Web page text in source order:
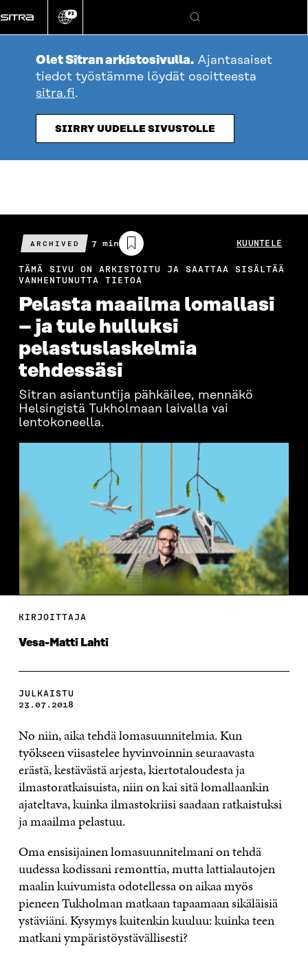
suoraan
sisältöön
Vaihda
kieli
FI
Hae
Olet Sitran arkistosivulla. Ajantasaiset
tiedot työstämme löydät osoitteesta
sitra.fi.
SIIRRY UUDELLE SIVUSTOLLE
ARCHIVED
Arvioitu
lukuaika
7 min KUUNTELE
TÄMÄ SIVU ON ARKISTOITU JA SAATTAA SISÄLTÄÄ
VANHENTUNUTTA TIETOA
Pelasta maailma lomallasi
– ja tule hulluksi
pelastuslaskelmia
tehdessäsi
Sitran asiantuntija pähkäilee, mennäkö
Helsingistä Tukholmaan laivalla vai
lentokoneella.
KIRJOITTAJA
Vesa-Matti Lahti
JULKAISTU
23.07.2018
No niin, aika tehdä lomasuunnitelmia. Kun
työkseen viisastelee hyvinvoinnin seuraavasta
erästä, kestävästä arjesta, kiertotaloudesta ja
ilmastoratkaisuista, niin on kai sitä lomallaankin
ajateltava, kuinka ilmastokriisi saadaan ratkaistuksi
ja maailma pelastuu.
Oma ensisijainen lomasuunnitelmani on tehdä
uudessa kodissani remonttia, mutta lattialautojen
maalin kuivumista odotellessa on aikaa myös
pieneen Tukholman matkaan tapaamaan sikäläisiä
ystäviäni. Kysymys kuitenkin kuuluu: kuinka teen
matkani ympäristöystävällisesti?